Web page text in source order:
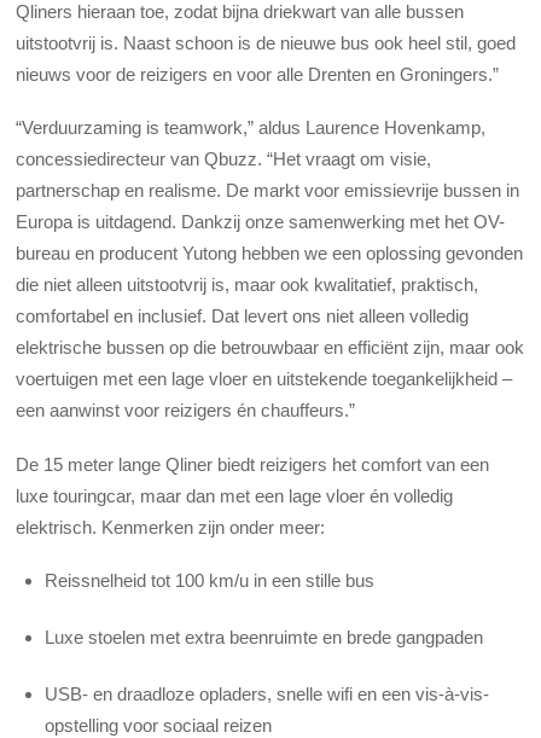
Qliners hieraan toe, zodat bijna driekwart van alle bussen
uitstootvrij is. Naast schoon is de nieuwe bus ook heel stil, goed
nieuws voor de reizigers en voor alle Drenten en Groningers.”
“Verduurzaming is teamwork,” aldus Laurence Hovenkamp,
concessiedirecteur van Qbuzz. “Het vraagt om visie,
partnerschap en realisme. De markt voor emissievrije bussen in
Europa is uitdagend. Dankzij onze samenwerking met het OV-
bureau en producent Yutong hebben we een oplossing gevonden
die niet alleen uitstootvrij is, maar ook kwalitatief, praktisch,
comfortabel en inclusief. Dat levert ons niet alleen volledig
elektrische bussenop die betrouwbaar en efficiënt zijn, maar ook
voertuigen met een lage vloer en uitstekende toegankelijkheid –
een aanwinst voor reizigers én chauffeurs.”
De 15 meter lange Qliner biedt reizigers het comfort van een
luxe touringcar, maar dan met een lage vloer én volledig
elektrisch. Kenmerken zijn onder meer:
Reissnelheid tot 100 km/u in een stille bus
Luxe stoelen met extra beenruimte en brede gangpaden
USB- en draadloze opladers, snelle wifi en een vis-à-vis-
opstelling voor sociaal reizen